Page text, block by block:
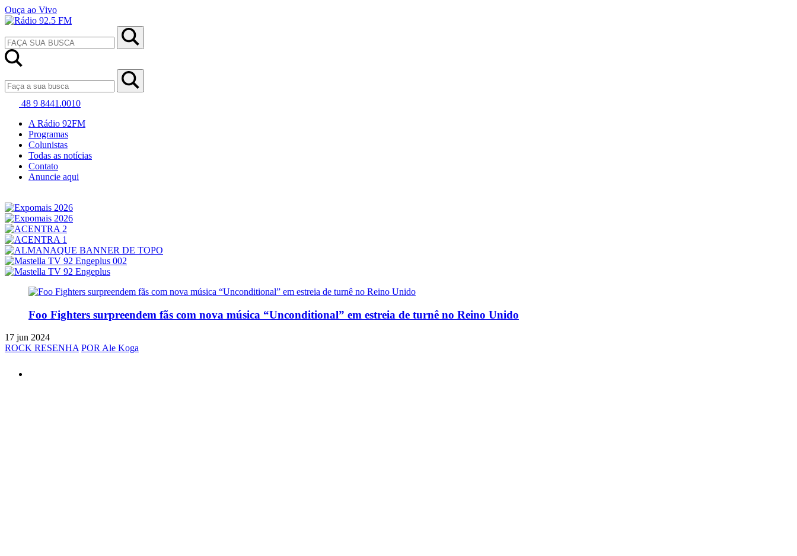
Ouça ao Vivo
48 9 8441.0010
A Rádio 92FM
Programas
Colunistas
Todas as notícias
Contato
Anuncie aqui
Foo Fighters surpreendem fãs com nova música “Unconditional” em estreia de turnê no Reino Unido
17 jun 2024
ROCK RESENHA POR Ale Koga